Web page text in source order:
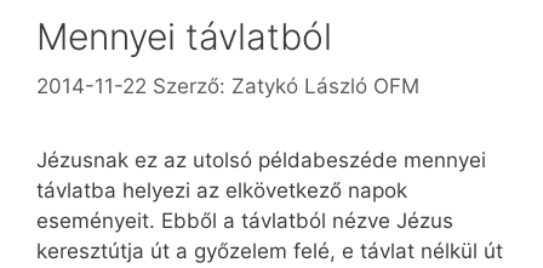
Mennyei távlatból
2014-11-22 Szerző: Zatykó László OFM
Jézusnak ez az utolsó példabeszéde mennyei
távlatba helyezi az elkövetkező napok
eseményeit. Ebből a távlatból nézve Jézus
keresztútja út a győzelem felé, e távlat nélkül út